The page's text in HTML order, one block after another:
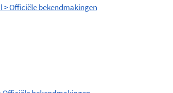
> Officiële bekendmakingen